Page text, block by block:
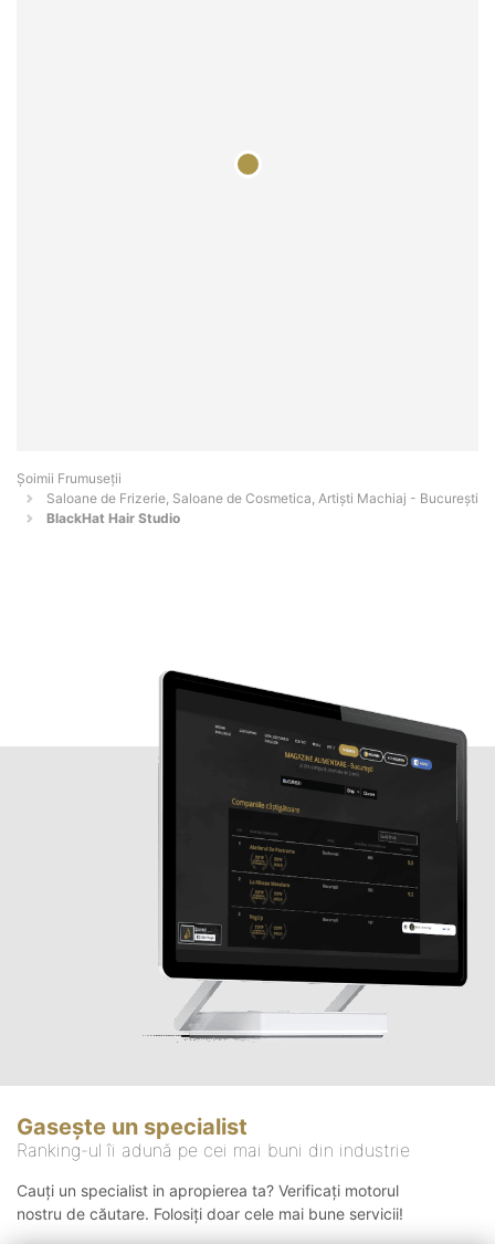
Șoimii Frumuseții
Saloane de Frizerie, Saloane de Cosmetica, Artiști Machiaj - Bucureşti
BlackHat Hair Studio
Gasește un specialist
Ranking-ul îi adună pe cei mai buni din industrie
Cauți un specialist in apropierea ta? Verificați motorul
nostru de căutare. Folosiți doar cele mai bune servicii!